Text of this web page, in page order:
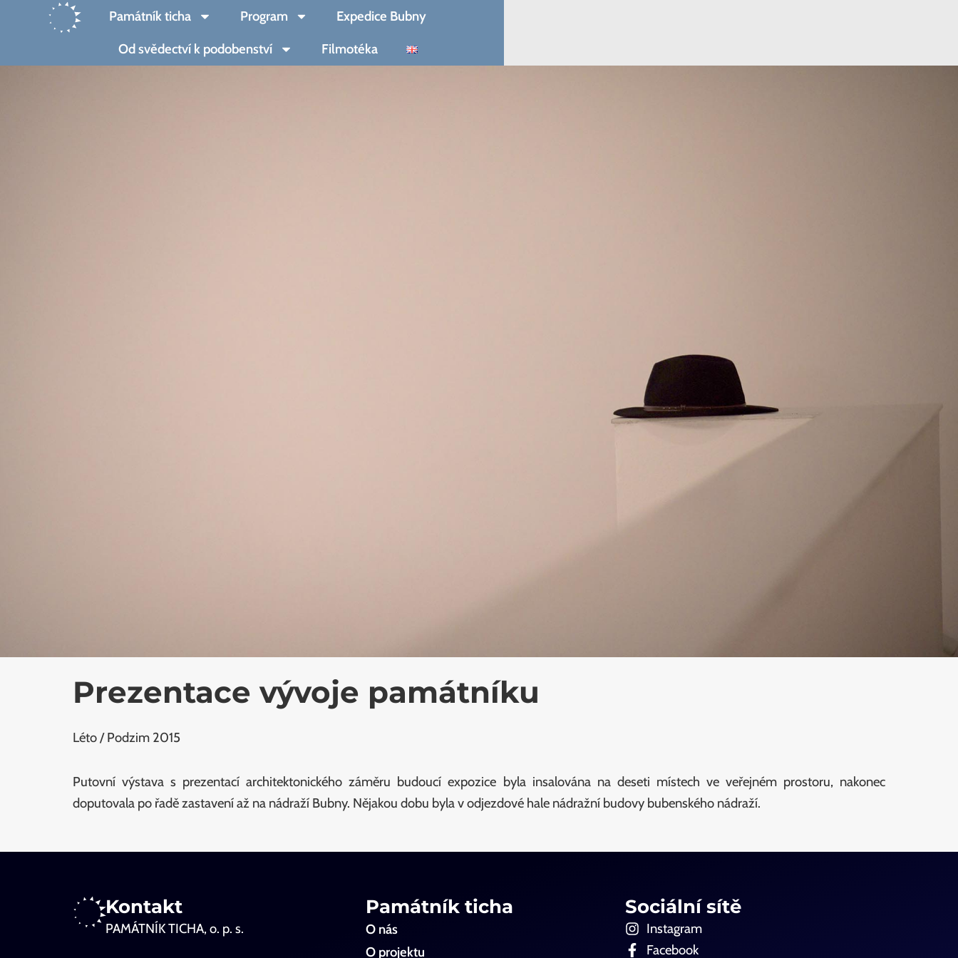
Památník ticha Program
Expedice Bubny
Od svědectví k podobenství
Filmotéka
Prezentace vývoje památníku
Léto / Podzim 2015
Putovní výstava s prezentací architektonického záměru budoucí expozice byla insalována na deseti místech ve veřejném prostoru, nakonec
doputovala po řadě zastavení až na nádraží Bubny. Nějakou dobu byla v odjezdové hale nádražní budovy bubenského nádraží.
Kontakt
PAMÁTNÍK TICHA, o. p. s.
Památník ticha
O nás
O projektu
Sociální sítě
Instagram
Facebook